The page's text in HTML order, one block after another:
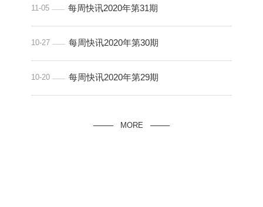
11-05 每周快讯2020年第31期
10-27 每周快讯2020年第30期
10-20 每周快讯2020年第29期
MORE